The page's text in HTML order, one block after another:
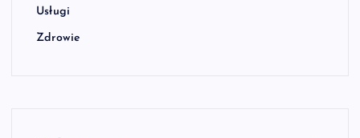
Usługi
Zdrowie